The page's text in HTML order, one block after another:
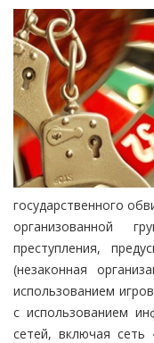
государственного
организованной
преступления,
(незаконная
использованием
с использованием
сетей, включая сеть